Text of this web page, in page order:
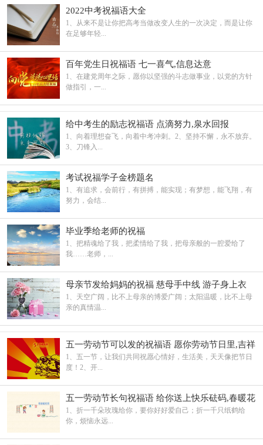
2022中考祝福语大全
1、从来不是让你把高考当做改变人生的一次决定，而是让你
在足够年轻...
百年党生日祝福语 七一喜气,信息达意
1、在建党周年之际，愿你以坚强的斗志做事业，以党的方针
做指引，一...
给中考生的励志祝福语 点滴努力,泉水回报
1、向着理想奋飞，向着中考冲刺。2、坚持不懈，永不放弃。
3、刀锋入...
考试祝福学子金榜题名
1、有追求，会前行，有拼搏，能实现；有梦想，能飞翔，有
努力，会结...
毕业季给老师的祝福
1、把精魂给了我，把柔情给了我，把母亲般的一腔爱给了
我……老师，...
母亲节发给妈妈的祝福 慈母手中线 游子身上衣
1、天空广阔，比不上母亲的博爱广阔；太阳温暖，比不上母
亲的真情温...
五一劳动节可以发的祝福语 愿你劳动节日里,吉祥
快乐身边绕
1、五一节，让我们共同祝愿心情好，生活美，天天像把节日
度！2、开...
五一劳动节长句祝福语 给你送上快乐砝码,春暖花
开五一假
1、折一千朵玫瑰给你，要你好好爱自己；折一千只纸鹤给
你，烦恼永远...